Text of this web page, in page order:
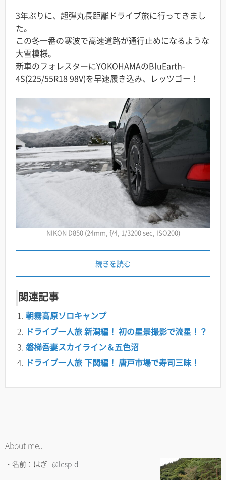
3年ぶりに、超弾丸長距離ドライブ旅に行ってきまし
た。
この冬一番の寒波で高速道路が通行止めになるような
大雪模様。
新車のフォレスターにYOKOHAMAのBluEarth-
4S(225/55R18 98V)を早速履き込み、レッツゴー！
NIKON D850 (24mm, f/4, 1/3200 sec, ISO200)
続きを読む
関連記事
朝霧高原ソロキャンプ
ドライブ一人旅 新潟編！ 初の星景撮影で流星！？
磐梯吾妻スカイライン＆五色沼
ドライブ一人旅 下関編！ 唐戸市場で寿司三昧！
About me..
・名前：はぎ @lesp-d